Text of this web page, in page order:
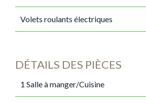
Volets roulants électriques
DÉTAILS DES PIÈCES
1 Salle à manger/Cuisine